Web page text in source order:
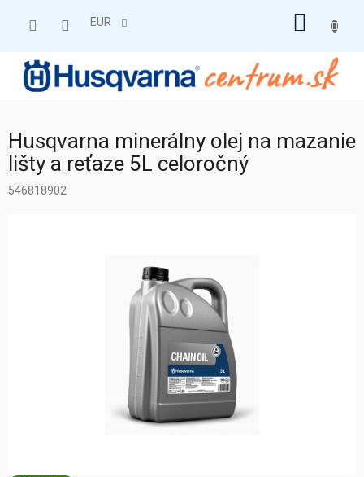
EUR
Husqvarna minerálny olej na mazanie
lišty a reťaze 5L celoročný
546818902